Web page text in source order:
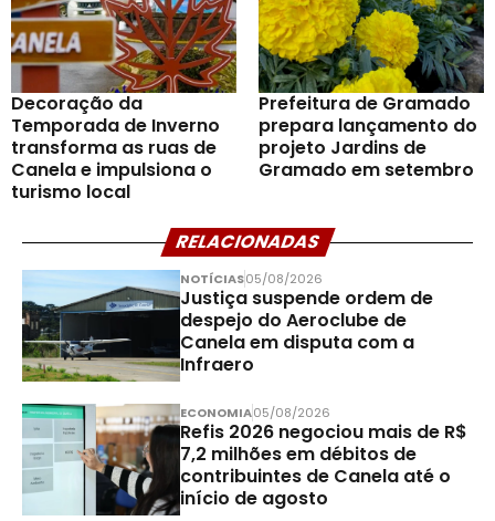
Decoração da
Temporada de Inverno
transforma as ruas de
Canela e impulsiona o
turismo local
Prefeitura de Gramado
prepara lançamento do
projeto Jardins de
Gramado em setembro
RELACIONADAS
NOTÍCIAS05/08/2026
Justiça suspende ordem de
despejo do Aeroclube de
Canela em disputa com a
Infraero
ECONOMIA05/08/2026
Refis 2026 negociou mais de R$
7,2 milhões em débitos de
contribuintes de Canela até o
início de agosto